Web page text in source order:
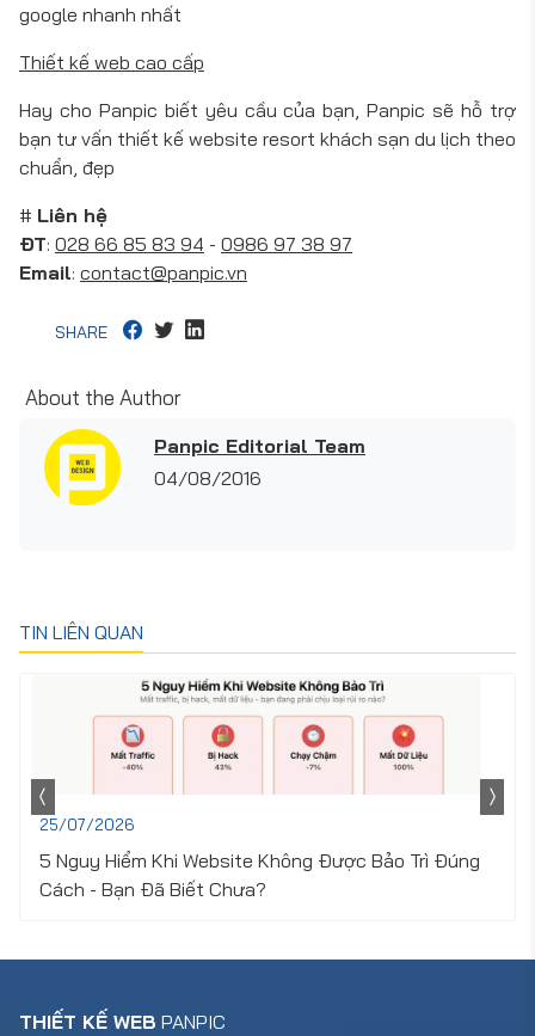
google nhanh nhất
Thiết kế web cao cấp
Hay cho Panpic biết yêu cầu của bạn, Panpic sẽ hỗ trợ
bạn tư vấn thiết kế website resort khách sạn du lịch theo
chuẩn, đẹp
# Liên hệ
ĐT: 028 66 85 83 94 - 0986 97 38 97
Email: contact@panpic.vn
SHARE
About the Author
Panpic Editorial Team
04/08/2016
TIN LIÊN QUAN
25/07/2026
5 Nguy Hiểm Khi Website Không Được Bảo Trì Đúng
Cách - Bạn Đã Biết Chưa?
THIẾT KẾ WEB PANPIC